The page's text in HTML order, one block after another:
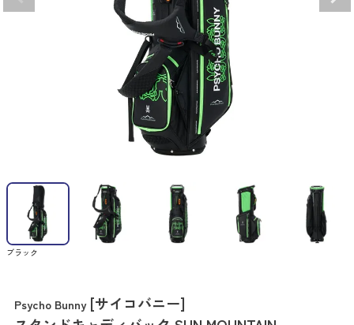
ブラック
Psycho Bunny [サイコバニー]